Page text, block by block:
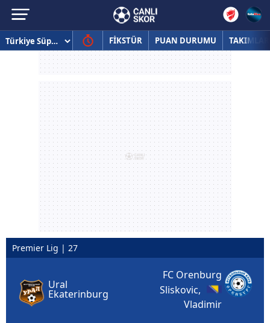
FİKSTÜR PUAN DURUMU TAKIMLAR
Premier Lig | 27
Ural
Ekaterinburg
FC Orenburg
Sliskovic,
Vladimir